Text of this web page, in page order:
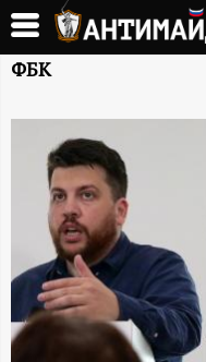
Перейти
основному
А
Н
М
А
ФБК